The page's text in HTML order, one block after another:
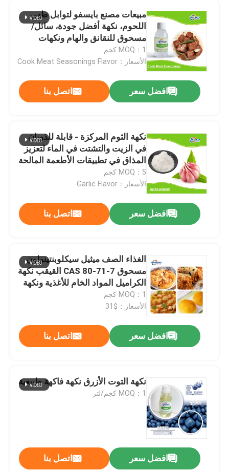
المنزل
مبيعات مصنع بايسفو لتوابل طهي
اللحوم، نكهة أفضل جودة، سائل/
مسحوق للنقانق والهام ونكهات
المعكرونة سريعة التحضير
MOQ：1 كجم
الأسعار：Cook Meat Seasonings Flavor
افضل سعر اتصل بنا
نكهة الثوم المركزة - قابلة للذوبان
في الزيت والتشتت في الماء لتعزيز
المذاق في تطبيقات الأطعمة المالحة
MOQ：5 كجم
الأسعار：Garlic Flavor
افضل سعر اتصل بنا
الغذاء الصف ميثيل سيكلوبنتينولون
مسحوق CAS 80-71-7 القيقب نكهة
الكراميل المواد الخام للأغذية ونكهة
العطر محسن
MOQ：1 كجم
الأسعار：$31
افضل سعر اتصل بنا
نكهة التوت الأزرق نكهة فاكهة طبيعية
MOQ：1 كجم/لتر
افضل سعر اتصل بنا